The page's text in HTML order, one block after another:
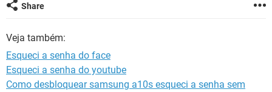
GUIA DE COMPRAS
Share
Veja também:
Esqueci a senha do face
Esqueci a senha do youtube
Como desbloquear samsung a10s esqueci a senha sem